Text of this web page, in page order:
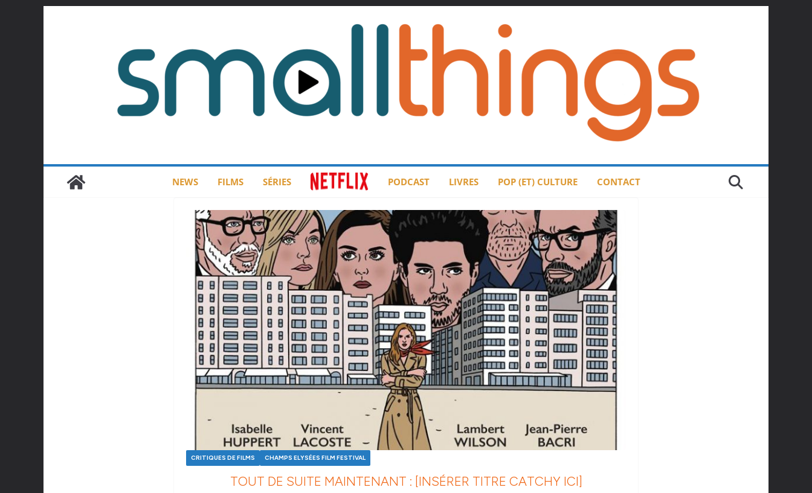
NEWS FILMS SÉRIES PODCAST LIVRES POP (ET) CULTURE CONTACT
CRITIQUES DE FILMS CHAMPS ELYSÉES FILM FESTIVAL
TOUT DE SUITE MAINTENANT : [INSÉRER TITRE CATCHY ICI]